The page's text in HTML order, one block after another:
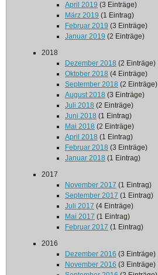
April 2019 (3 Einträge)
März 2019 (1 Eintrag)
Februar 2019 (3 Einträge)
Januar 2019 (2 Einträge)
2018
Dezember 2018 (2 Einträge)
Oktober 2018 (4 Einträge)
September 2018 (2 Einträge)
August 2018 (3 Einträge)
Juli 2018 (2 Einträge)
Juni 2018 (1 Eintrag)
Mai 2018 (2 Einträge)
April 2018 (1 Eintrag)
Februar 2018 (3 Einträge)
Januar 2018 (1 Eintrag)
2017
November 2017 (1 Eintrag)
September 2017 (1 Eintrag)
Juli 2017 (4 Einträge)
Mai 2017 (1 Eintrag)
Februar 2017 (1 Eintrag)
2016
Dezember 2016 (3 Einträge)
November 2016 (3 Einträge)